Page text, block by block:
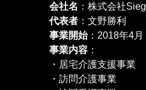
会社名 ：株式会社Sieg
代表者 ：文野勝利
事業開始：2018年4月
事業内容 ：
・居宅介護支援事業
・訪問介護事業